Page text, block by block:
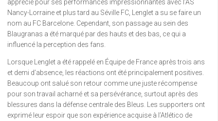
apprécié pour ses performances impressionnantes avec l’AS
Nancy-Lorraine et plus tard au Séville FC, Lenglet a su se faire un
nom au FC Barcelone. Cependant, son passage au sein des
Blaugranas a été marqué par des hauts et des bas, ce qui a
influencé la perception des fans.
Lorsque Lenglet a été rappelé en Équipe de France après trois ans
et demi d’absence, les réactions ont été principalement positives.
Beaucoup ont salué son retour comme une juste récompense
pour son travail acharné et sa persévérance, surtout après des
blessures dans la défense centrale des Bleus. Les supporters ont
exprimé leur espoir que son expérience acquise à l’Atlético de